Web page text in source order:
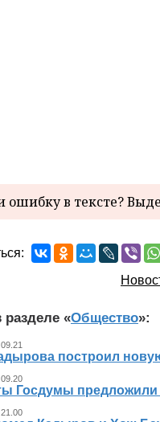
в тексте?
разделе «Общество»:
построил
Госдумы предложили